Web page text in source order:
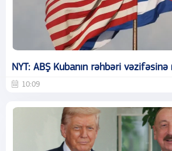
NYT: ABŞ Kubanın rəhbəri
10:09